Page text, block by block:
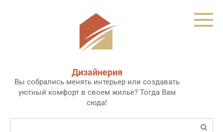
Дизайнерия
Вы собрались менять интерьер или создавать
уютный комфорт в своем жилье? Тогда Вам
сюда!
Поиск: